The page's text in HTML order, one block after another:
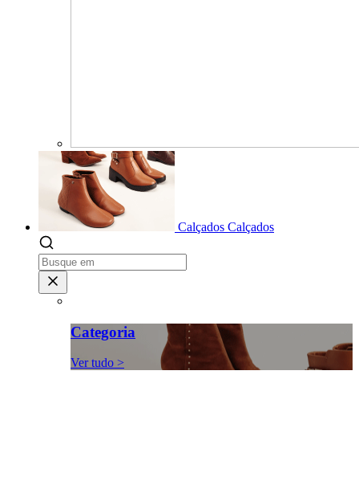
Calçados Calçados
Categoria
Ver tudo >